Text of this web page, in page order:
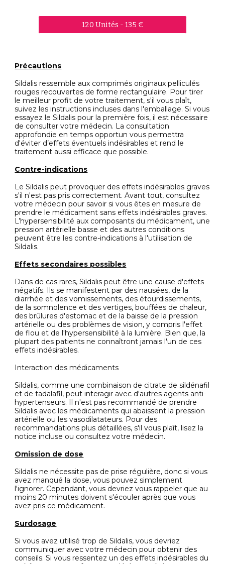
120 Unités - 135 €
Précautions
Sildalis ressemble aux comprimés originaux pelliculés
rouges recouvertes de forme rectangulaire. Pour tirer
le meilleur profit de votre traitement, s'il vous plaît,
suivez les instructions incluses dans l'emballage. Si vous
essayez le Sildalis pour la première fois, il est nécessaire
de consulter votre médecin. La consultation
approfondie en temps opportun vous permettra
d'éviter d’effets éventuels indésirables et rend le
traitement aussi efficace que possible.
Contre-indications
Le Sildalis peut provoquer des effets indésirables graves
s'il n'est pas pris correctement. Avant tout, consultez
votre médecin pour savoir si vous êtes en mesure de
prendre le médicament sans effets indésirables graves.
L’hypersensibilité aux composants du médicament, une
pression artérielle basse et des autres conditions
peuvent être les contre-indications à l'utilisation de
Sildalis.
Effets secondaires possibles
Dans de cas rares, Sildalis peut être une cause d'effets
négatifs. Ils se manifestent par des nausées, de la
diarrhée et des vomissements, des étourdissements,
de la somnolence et des vertiges, bouffées de chaleur,
des brûlures d'estomac et de la baisse de la pression
artérielle ou des problèmes de vision, y compris l'effet
de flou et de l'hypersensibilité à la lumière. Bien que, la
plupart des patients ne connaîtront jamais l'un de ces
effets indésirables.
Interaction des médicaments
Sildalis, comme une combinaison de citrate de sildénafil
et de tadalafil, peut interagir avec d'autres agents anti-
hypertenseurs. Il n'est pas recommandé de prendre
Sildalis avec les médicaments qui abaissent la pression
artérielle ou les vasodilatateurs. Pour des
recommandations plus détaillées, s'il vous plaît, lisez la
notice incluse ou consultez votre médecin.
Omission de dose
Sildalis ne nécessite pas de prise régulière, donc si vous
avez manqué la dose, vous pouvez simplement
l'ignorer. Cependant, vous devriez vous rappeler que au
moins 20 minutes doivent s'écouler après que vous
avez pris ce médicament.
Surdosage
Si vous avez utilisé trop de Sildalis, vous devriez
communiquer avec votre médecin pour obtenir des
conseils. Si vous ressentez un des effets indésirables du